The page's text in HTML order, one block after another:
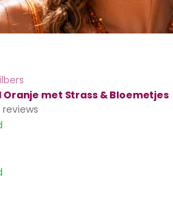
Oranje met Strass & Bloemetjes
reviews